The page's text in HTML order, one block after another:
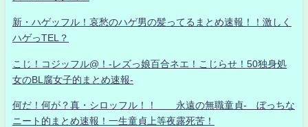
新・ハゲッフル！哀愁のハゲ男の髪ってるまとめ速報！！激しく
ハゲっTEL？
こじ！コジッフル@！-レズっ娘百合ネエ！こじらせ！50独身処
女のBL腐女子的まとめ速報-
何だ！何が？真・シロッフル！！ 永遠の無職童貞- ぼっちな
ニート的まとめ速報！一生童貞上等夜露死苦！